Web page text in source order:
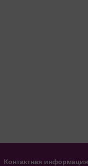
Контактная информация